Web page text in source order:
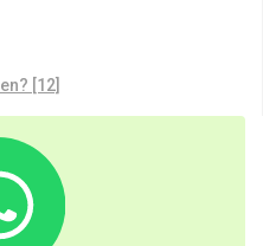
[12]